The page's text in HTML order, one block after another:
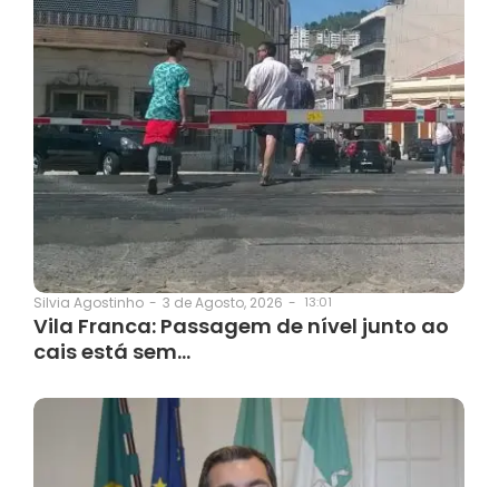
Silvia Agostinho - 3 de Agosto, 2026 - 13:01
Vila Franca: Passagem de nível junto ao
cais está sem…